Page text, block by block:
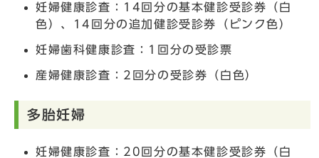
妊婦健康診査：14回分の基本健診受診券（白
色）、14回分の追加健診受診券（ピンク色）
妊婦歯科健康診査：1回分の受診票
産婦健康診査：2回分の受診券（白色）
多胎妊婦
妊婦健康診査：20回分の基本健診受診券（白